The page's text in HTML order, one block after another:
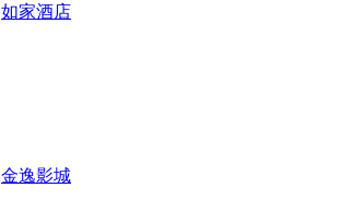
如家酒店
金逸影城